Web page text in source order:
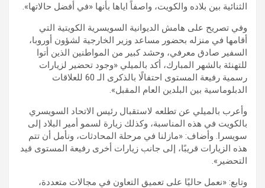
الثنائية بين بلاده والكويت، واصفاً اياها بأنها «في أفضل حالاتها».
وفي تصريح على هامش الديوانية السويسرية الكويتية التي
أقامها في منزله بحضور مساعد وزير الخارجية لشؤون أوروبا،
السفير صادق معرفي، وحشد كبير من المواطنين الذين أتوا
للتهنئة بالشهر المبارك، أكد بالميلي «وجود تحضير لزيارات
رسمية رفيعة المستوى احتفالًا بالذكرى الـ 60 للعلاقات
الدبلوماسية بين البلدين العام المقبل».
وأعرب بالميلي عن تطلعه لاستقبال رئيس الاتحاد السويسري
بالكويت في هذه المناسبة، وكذلك زيارة لسمو أمير البلاد إلى
سويسرا. وأضاف: «مازلنا في مرحلة المحادثات، ونأمل أن تتم
هذه الزيارات قريبًا، إلى جانب زيارات أخرى رفيعة المستوى قيد
التحضير».
وتابع: «نعمل حاليًا على تعميق التعاون في مجالات متعددة،